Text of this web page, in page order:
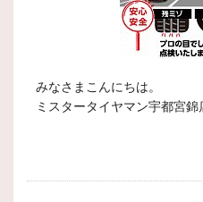
みなさまこんにちは。
ミスタータイヤマン宇都宮錦